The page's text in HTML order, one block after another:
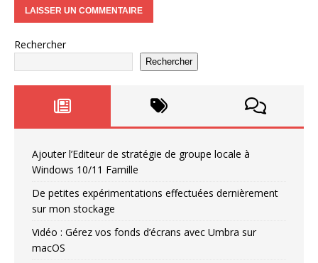
Rechercher
Rechercher
Ajouter l’Editeur de stratégie de groupe locale à
Windows 10/11 Famille
De petites expérimentations effectuées dernièrement
sur mon stockage
Vidéo : Gérez vos fonds d’écrans avec Umbra sur
macOS